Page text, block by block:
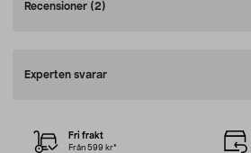
Recensioner (2)
Experten svarar
Fri frakt
Från 599 kr*